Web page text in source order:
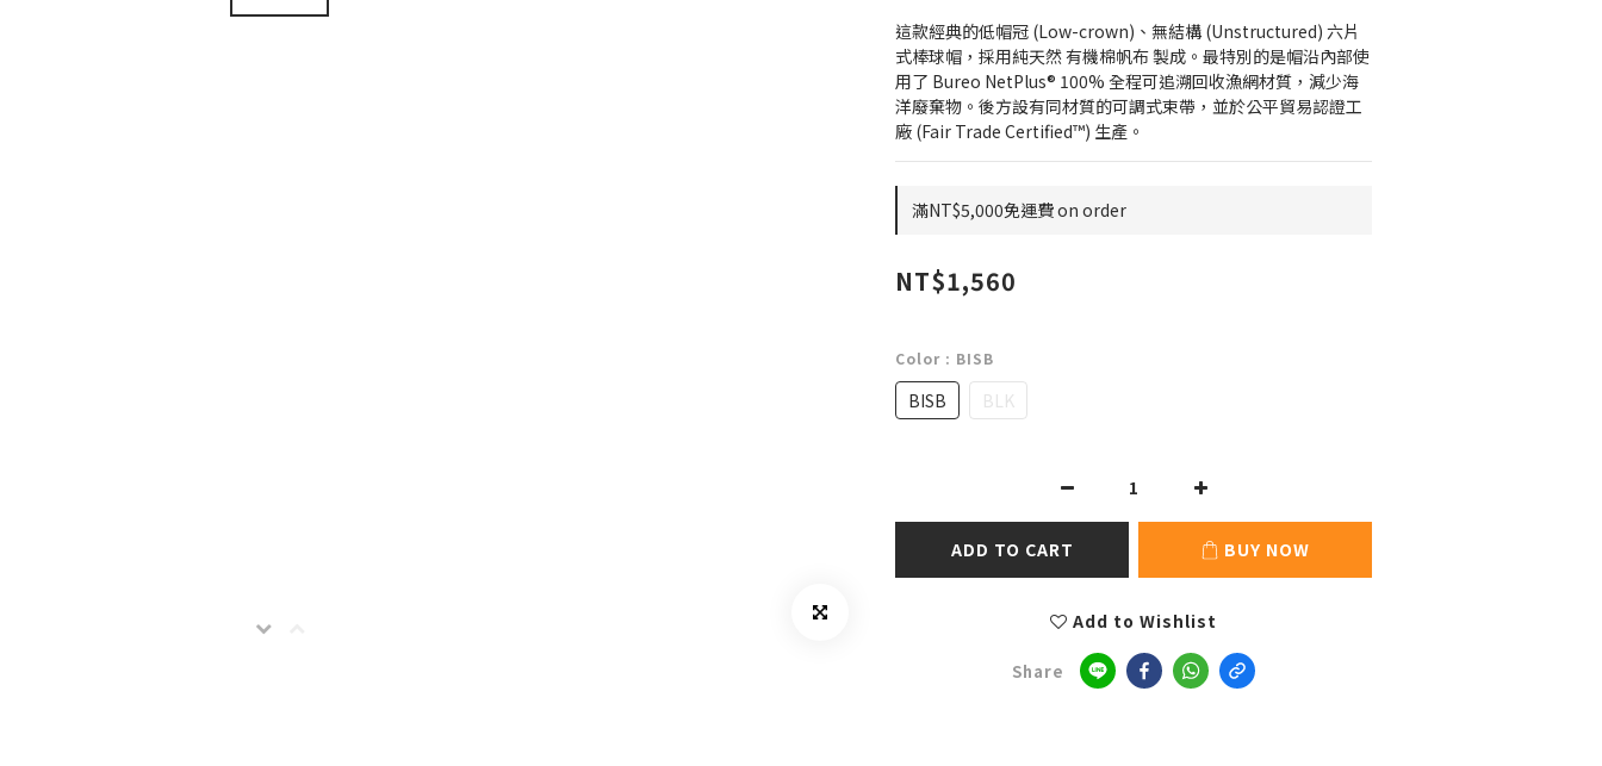
這款經典的低帽冠 (Low-crown)、無結構 (Unstructured) 六片
式棒球帽，採用純天然 有機棉帆布 製成。最特別的是帽沿內部使
用了 Bureo NetPlus® 100% 全程可追溯回收漁網材質，減少海
洋廢棄物。後方設有同材質的可調式束帶，並於公平貿易認證工
廠 (Fair Trade Certified™) 生產。
滿NT$5,000免運費 on order
NT$1,560
Color : BISB
BISB BLK
ADD TO CART BUY NOW
Add to Wishlist
Share